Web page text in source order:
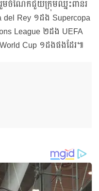
ចំណែកជួយក្រុមឈ្នះពានរ
Rey ១ដង Supercopa
League ២ដង UEFA
Cup ១ដងផងដែរ៕